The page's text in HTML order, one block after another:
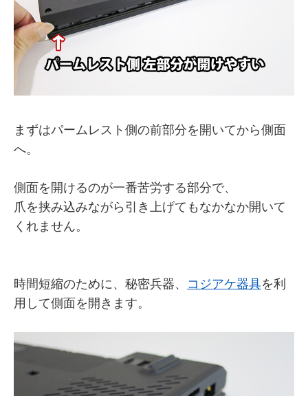
まずはパームレスト側の前部分を開いてから側面
へ。
側面を開けるのが一番苦労する部分で、
爪を挟み込みながら引き上げてもなかなか開いて
くれません。
時間短縮のために、秘密兵器、 コジアケ器具を利
用して側面を開きます。